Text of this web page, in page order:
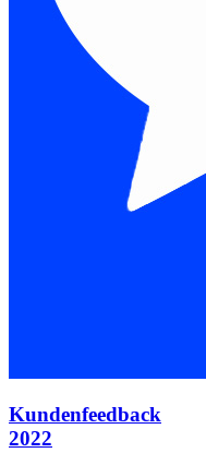
Kundenfeedback
2022